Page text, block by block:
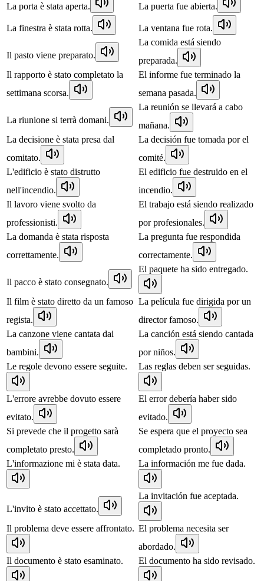
La porta è stata aperta. La puerta fue abierta.
La finestra è stata rotta. La ventana fue rota.
Il pasto viene preparato.
La comida está siendo
preparada.
Il rapporto è stato completato la
settimana scorsa.
El informe fue terminado la
semana pasada.
La riunione si terrà domani.
La reunión se llevará a cabo
mañana.
La decisione è stata presa dal
comitato.
La decisión fue tomada por el
comité.
L'edificio è stato distrutto
nell'incendio.
El edificio fue destruido en el
incendio.
Il lavoro viene svolto da
professionisti.
El trabajo está siendo realizado
por profesionales.
La domanda è stata risposta
correttamente.
La pregunta fue respondida
correctamente.
Il pacco è stato consegnato.
El paquete ha sido entregado.
Il film è stato diretto da un famoso
regista.
La película fue dirigida por un
director famoso.
La canzone viene cantata dai
bambini.
La canción está siendo cantada
por niños.
Le regole devono essere seguite.
Las reglas deben ser seguidas.
L'errore avrebbe dovuto essere
evitato.
El error debería haber sido
evitado.
Si prevede che il progetto sarà
completato presto.
Se espera que el proyecto sea
completado pronto.
L'informazione mi è stata data.
La información me fue dada.
L'invito è stato accettato.
La invitación fue aceptada.
Il problema deve essere affrontato. El problema necesita ser
abordado.
Il documento è stato esaminato.
El documento ha sido revisado.